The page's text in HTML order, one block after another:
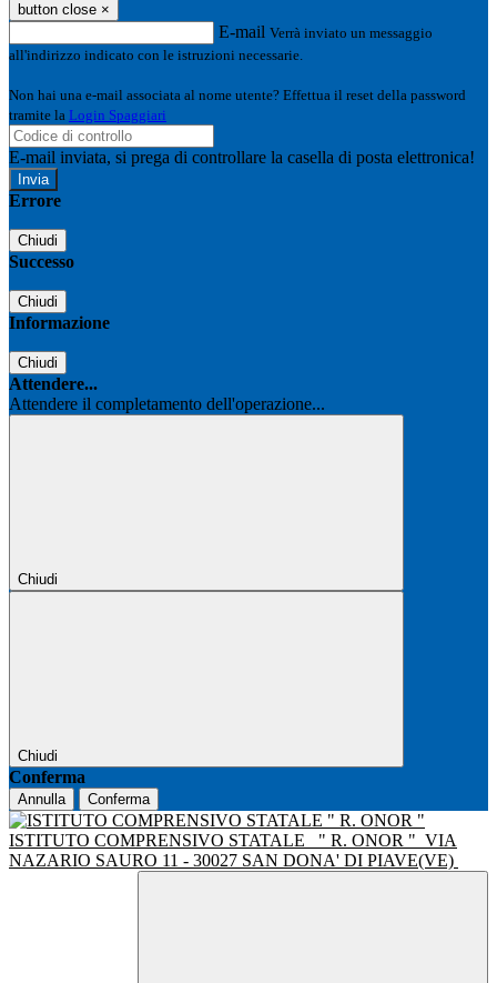
button close ×
E-mail Verrà inviato un messaggio
all'indirizzo indicato con le istruzioni necessarie.
Non hai una e-mail associata al nome utente? Effettua il reset della password
tramite la Login Spaggiari
E-mail inviata, si prega di controllare la casella di posta elettronica!
Errore
Chiudi
Successo
Chiudi
Informazione
Chiudi
Attendere...
Attendere il completamento dell'operazione...
Chiudi
Chiudi
Conferma
Annulla Conferma
ISTITUTO COMPRENSIVO STATALE " R. ONOR " VIA
NAZARIO SAURO 11 - 30027 SAN DONA' DI PIAVE(VE)